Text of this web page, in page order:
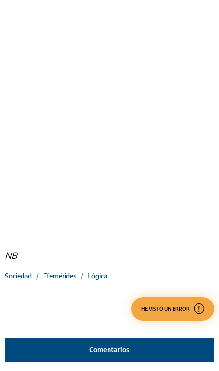
NB
Sociedad / Efemérides / Lógica
HE VISTO UN ERROR
Comentarios